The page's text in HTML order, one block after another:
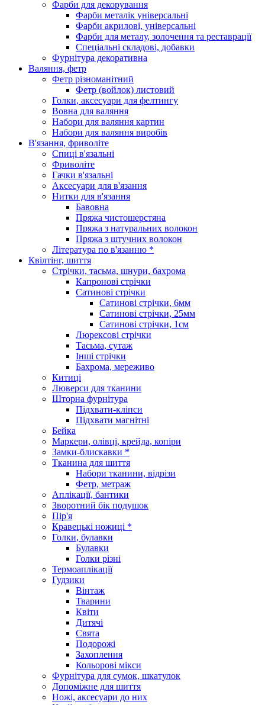
Фарби для декорування
Фарби металік універсальні
Фарби акрилові, універсальні
Фарби для металу, золочення та реставрації
Спеціальні складові, добавки
Фурнітура декоративна
Валяння, фетр
Фетр різноманітний
Фетр (войлок) листовий
Голки, аксесуари для фелтингу
Вовна для валяння
Набори для валяння картин
Набори для валяння виробів
В'язання, фриволіте
Спиці в'язальні
Фриволіте
Гачки в'язальні
Аксесуари для в'язання
Нитки для в'язання
Бавовна
Пряжа чистошерстяна
Пряжа з натуральних волокон
Пряжа з штучних волокон
Література по в'язанню *
Квілтінг, шиття
Стрічки, тасьма, шнури, бахрома
Капронові стрічки
Сатинові стрічки
Сатинові стрічки, 6мм
Сатинові стрічки, 25мм
Сатинові стрічки, 1см
Люрексові стрічки
Тасьма, сутаж
Інші стрічки
Бахрома, мереживо
Китиці
Люверси для тканини
Шторна фурнітура
Підхвати-кліпси
Підхвати магнітні
Бейка
Маркери, олівці, крейда, копіри
Замки-блискавки *
Тканина для шиття
Набори тканини, відрізи
Фетр, метраж
Аплікації, бантики
Зворотний бік подушок
Пір'я
Кравецькі ножиці *
Голки, булавки
Булавки
Голки різні
Термоаплікації
Гудзики
Вінтаж
Тварини
Квіти
Дитячі
Свята
Подорожі
Захоплення
Кольорові мікси
Фурнітура для сумок, шкатулок
Допоміжне для шиття
Ножі, аксесуари до них